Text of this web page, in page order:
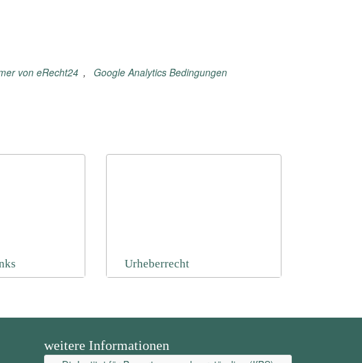
von eRecht24 , Google Analytics Bedingungen
Urheberrecht
weitere Informationen